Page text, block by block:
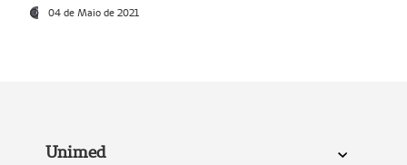
04 de Maio de 2021
Unimed